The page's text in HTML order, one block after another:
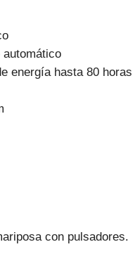
automático
energía hasta 80 horas
con pulsadores.